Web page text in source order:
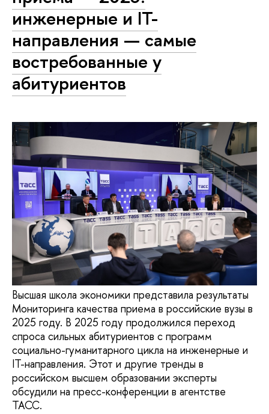
инженерные и IT-
направления — самые
востребованные у
абитуриентов
Высшая школа экономики представила результаты
Мониторинга качества приема в российские вузы в
2025 году. В 2025 году продолжился переход
спроса сильных абитуриентов с программ
социально-гуманитарного цикла на инженерные и
IT-направления. Этот и другие тренды в
российском высшем образовании эксперты
обсудили на пресс-конференции в агентстве
ТАСС.